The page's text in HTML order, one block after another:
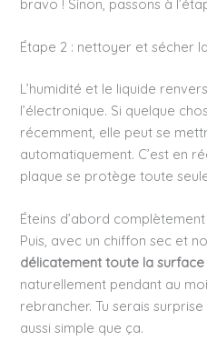
bravo ! Sinon, passons à
Étape 2 : nettoyer et sécher
L’humidité et le liquide
l’électronique. Si quelque
récemment, elle peut se
automatiquement. C’est en
plaque se protège toute
Éteins d’abord
Puis, avec un chiffon sec et
délicatement toute la
naturellement pendant au
rebrancher. Tu serais
aussi simple que ça.